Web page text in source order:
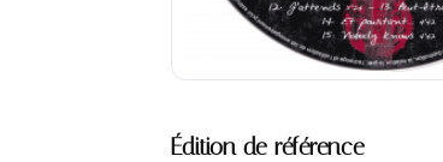
Édition de référence